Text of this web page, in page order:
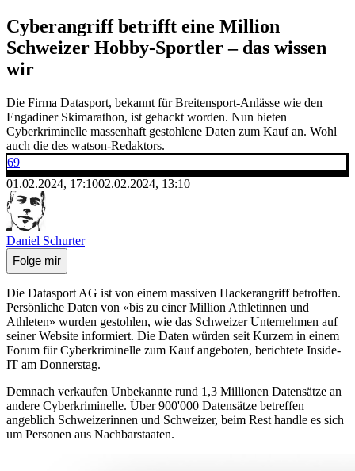
Cyberangriff betrifft eine Million
Schweizer Hobby-Sportler – das wissen
wir
Die Firma Datasport, bekannt für Breitensport-Anlässe wie den
Engadiner Skimarathon, ist gehackt worden. Nun bieten
Cyberkriminelle massenhaft gestohlene Daten zum Kauf an. Wohl
auch die des watson-Redaktors.
69
01.02.2024, 17:1002.02.2024, 13:10
Daniel Schurter
Folge mir
Die Datasport AG ist von einem massiven Hackerangriff betroffen.
Persönliche Daten von «bis zu einer Million Athletinnen und
Athleten» wurden gestohlen, wie das Schweizer Unternehmen auf
seiner Website informiert. Die Daten würden seit Kurzem in einem
Forum für Cyberkriminelle zum Kauf angeboten, berichtete Inside-
IT am Donnerstag.
Demnach verkaufen Unbekannte rund 1,3 Millionen Datensätze an
andere Cyberkriminelle. Über 900'000 Datensätze betreffen
angeblich Schweizerinnen und Schweizer, beim Rest handle es sich
um Personen aus Nachbarstaaten.